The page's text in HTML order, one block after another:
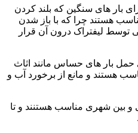
بار های سنگین که بلند کردن
هستند چرا که با باز شدن
توسط لیفتراک درون آن قرار
حمل بار های حساس مانند اثاث
هستند و مانع از برخورد آب و
و بین شهری مناسب هستنند و تا